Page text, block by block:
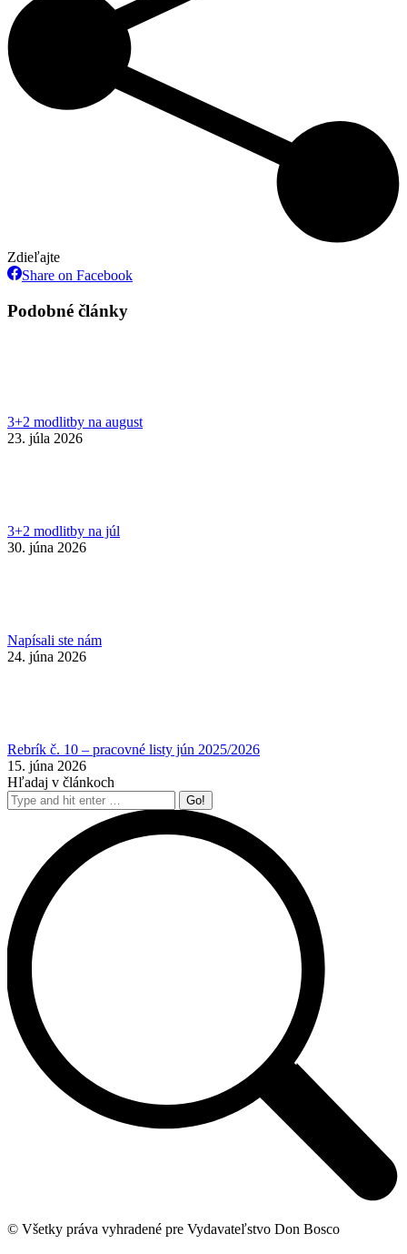
Zdieľajte
Share on FacebookShare
Podobné články
3+2 modlitby na august
23. júla 2026
3+2 modlitby na júl
30. júna 2026
Napísali ste nám
24. júna 2026
Rebrík č. 10 – pracovné listy jún 2025/2026
15. júna 2026
Hľadaj v článkoch
Search:
© Všetky práva vyhradené pre Vydavateľstvo Don Bosco